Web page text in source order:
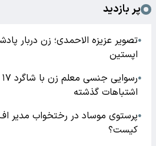
پر بازدید
●تصویر عزیزه الاحمدی؛ زن دربار
اپستین
●
اشتباهات گذشته
●پرستوی موساد در رختخواب مدیر
کیست؟